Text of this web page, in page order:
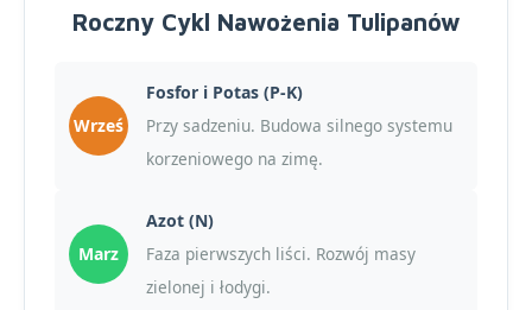
Roczny Cykl Nawożenia Tulipanów
Wrześ
Fosfor i Potas (P-K)
Przy sadzeniu. Budowa silnego systemu
korzeniowego na zimę.
Marz
Azot (N)
Faza pierwszych liści. Rozwój masy
zielonej i łodygi.